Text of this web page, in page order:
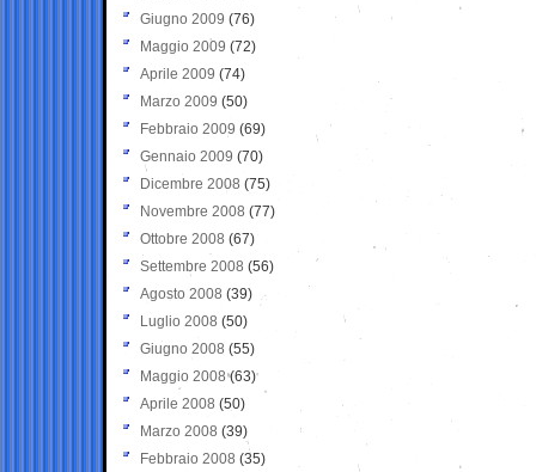
Giugno 2009 (76)
Maggio 2009 (72)
Aprile 2009 (74)
Marzo 2009 (50)
Febbraio 2009 (69)
Gennaio 2009 (70)
Dicembre 2008 (75)
Novembre 2008 (77)
Ottobre 2008 (67)
Settembre 2008 (56)
Agosto 2008 (39)
Luglio 2008 (50)
Giugno 2008 (55)
Maggio 2008(63)
Aprile 2008 (50)
Marzo 2008 (39)
Febbraio 2008 (35)